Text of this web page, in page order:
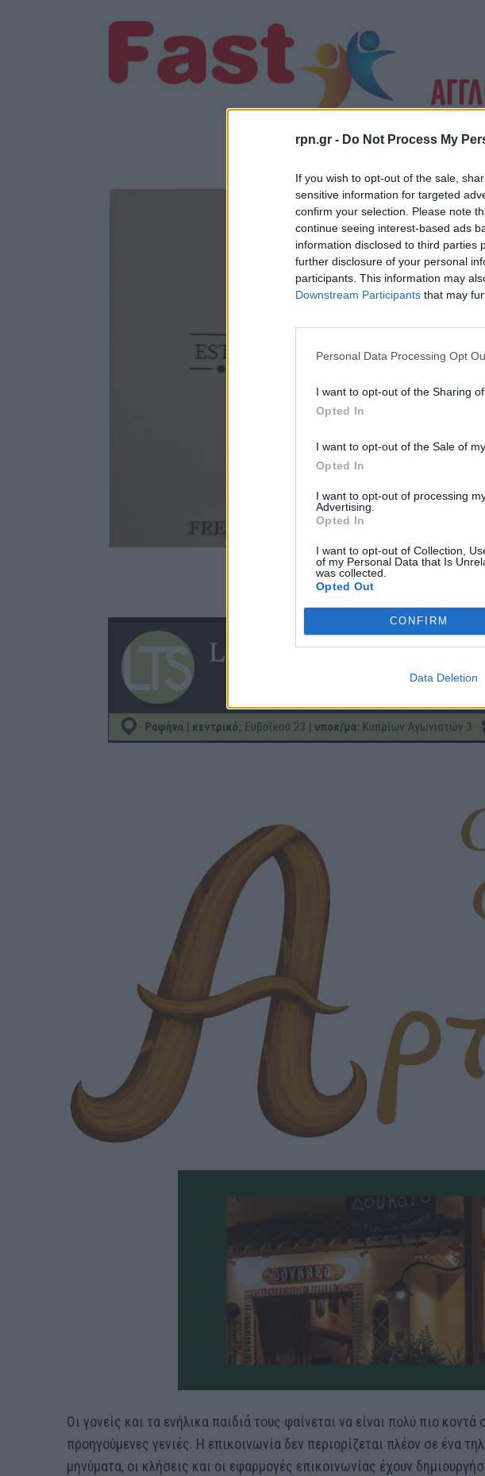
rpn.gr - Do Not Process My
If you wish to opt-out of the sale,
sensitive information for targeted
confirm your selection. Please note
continue seeing interest-based ads
information disclosed to third parties
further disclosure of your personal
participants. This information may
Downstream Participants that may
Personal Data Processing Opt
I want to opt-out of the Sharing
Opted In
I want to opt-out of the Sale of
Opted In
I want to opt-out of processing
Advertising.
Opted In
I want to opt-out of Collection,
of my Personal Data that Is
was collected.
Opted Out
CONFIRM
Data Deletion
Οι γονείς και τα ενήλικα παιδιά τους φαίνεται να είναι πολύ πιο
προηγούμενες γενιές. Η επικοινωνία δεν περιορίζεται πλέον σε ένα
μηνύματα, οι κλήσεις και οι εφαρμογές επικοινωνίας έχουν